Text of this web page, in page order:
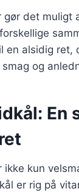
gør det muligt
en alsidig ret,
og
En
ikke kun
er rig på